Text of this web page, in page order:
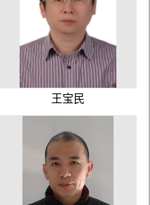
王宝民